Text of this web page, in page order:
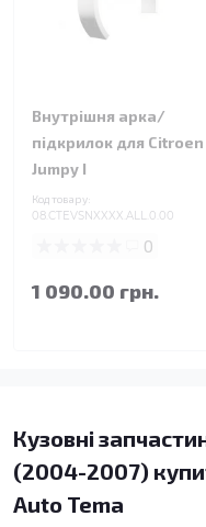
Внутрішня арка/
підкрилок для Citroen
Jumpy I
Код товару:
08.CTEVSNXXXX.ALL.0.00
0
1 090.00 грн.
Кузовні
(2004-2007)
Auto Tema